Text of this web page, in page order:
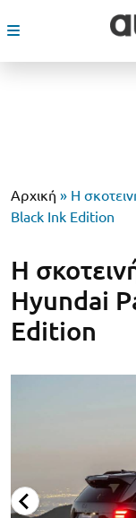
Αρχική » Η
Black Ink Edition
Η
Hyundai
Edition